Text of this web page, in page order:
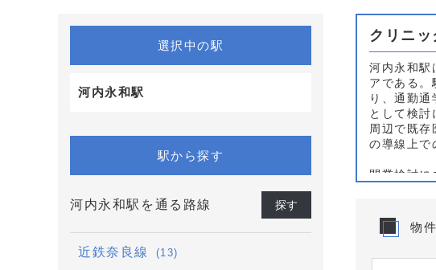
選択中の駅
河内永和駅
駅から探す
河内永和駅を通る路線 探す
近鉄奈良線 (13)
クリニ
河内永和駅
アである。
り、通勤
として検
周辺で既
の導線上で
開業検討に
の交通量
て可視化
物